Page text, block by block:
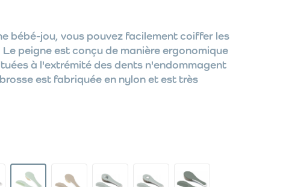
bébé-jou, vous pouvez facilement coiffer les
peigne est conçu de manière ergonomique
à l'extrémité des dents n'endommagent
est fabriquée en nylon et est très